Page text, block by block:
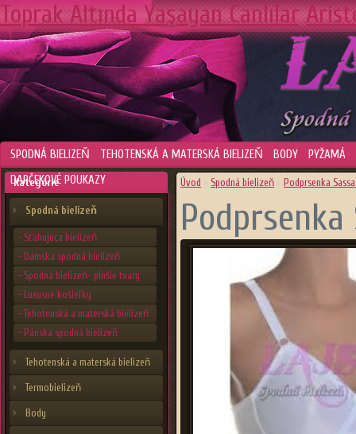
Toprak Altında Yaşayan Canlılar
SPODNÁ BIELIZEŇ TEHOTENSKÁ A MATERSKÁ BIELIZEŇ BODY
PYŽAMÁ
DARČEKOVÉ POUKAZY
Kategórie
Spodná bielizeň
- Sťahujúca bielizeň
- Dámska spodná bielizeň
- Spodná bielizeň- plnšie tvary
- Luxusné košieľky
- Tehotenská a materská bielizeň
- Pánska spodná bielizeň
Tehotenská a materská bielizeň
Termobielizeň
Body
Úvod » Spodná bielizeň » Podprsenka
Podprsenka